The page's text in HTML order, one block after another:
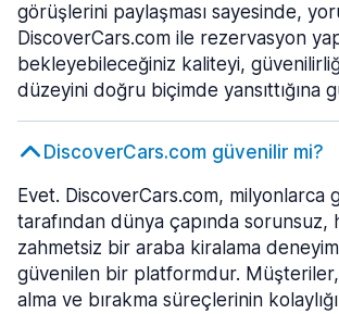
görüşlerini paylaşması sayesinde,
DiscoverCars.com ile rezervasyon
bekleyebileceğiniz kaliteyi,
düzeyini doğru biçimde yansıttığına
DiscoverCars.com güvenilir mi?
Evet. DiscoverCars.com, milyonlarca
tarafından dünya çapında sorunsuz,
zahmetsiz bir araba kiralama
güvenilen bir platformdur.
alma ve bırakma süreçlerinin